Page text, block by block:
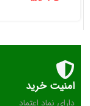
امنیت خرید
دارای نماد اعتماد